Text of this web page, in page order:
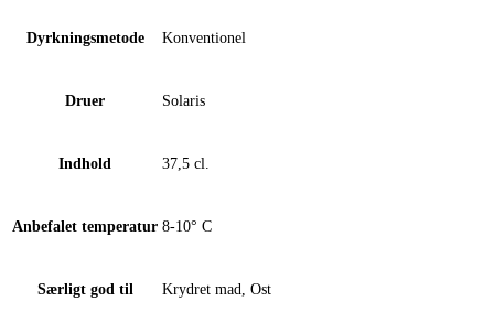
Dyrkningsmetode Konventionel
Druer Solaris
Indhold 37,5 cl.
Anbefalet temperatur 8-10° C
Særligt god til Krydret mad, Ost